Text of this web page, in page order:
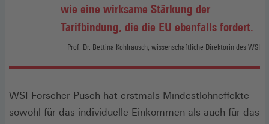
wie eine wirksame Stärkung der
Tarifbindung, die die EU ebenfalls fordert.
Prof. Dr. Bettina Kohlrausch, wissenschaftliche Direktorin des WSI
WSI-Forscher Pusch hat erstmals Mindestlohneffekte
sowohl für das individuelle Einkommen als auch für das